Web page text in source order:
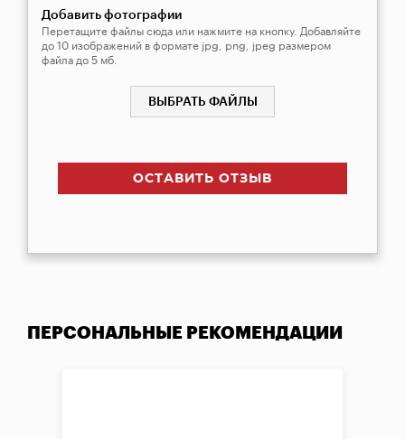
Добавить фотографии
Перетащите файлы сюда или нажмите на кнопку. Добавляйте
до 10 изображений в формате jpg, png, jpeg размером
файла до 5 мб.
ВЫБРАТЬ ФАЙЛЫ
ОСТАВИТЬ ОТЗЫВ
ПЕРСОНАЛЬНЫЕ РЕКОМЕНДАЦИИ